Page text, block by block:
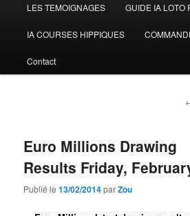
au
contenu
LES TEMOIGNAGES GUIDE IA LOTO
IA COURSES HIPPIQUES
Contact
Euro Millions Drawing
Results Friday,
Publié le13/02/2014parZou